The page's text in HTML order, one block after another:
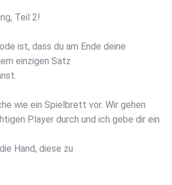
Teil 2!
ist, dass du am Ende deine
einzigen Satz
wie ein Spielbrett vor. Wir gehen
Player durch und ich gebe dir ein
Hand, diese zu